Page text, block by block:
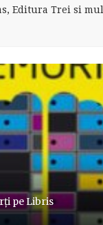
Editura Trei si
pe Libris